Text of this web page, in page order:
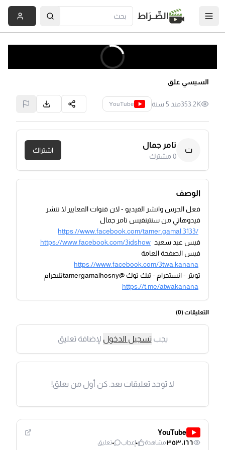
الصِّــرَاط
السيسي علق
353.2Kمنذ 5 سنة YouTube
ت
تامر جمال
0مشترك
اشتراك
الوصف
فعل الجرس وانشر الفيديو - لان قنوات المعايير لا تنشر
فيدوهاتي من سنتينفيس تامر جمال
https://www.facebook.com/tamer.gamal.3133/
فيس عيد سعيد https://www.facebook.com/3idshow
فيس الصفحة العامة
https://www.facebook.com/3twa.kanana
تويتر - انستجرام - تيك توك @tamergamalhosnyتليجرام
https://t.me/atwakanana
التعليقات (0
)
يجبتسجيل الدخول لإضافة تعليق
لا توجد تعليقات بعد. كن أول من يعلق!
YouTube
٣٥٣٬١٦٦مشاهدة ٠إعجاب ٠تعليق